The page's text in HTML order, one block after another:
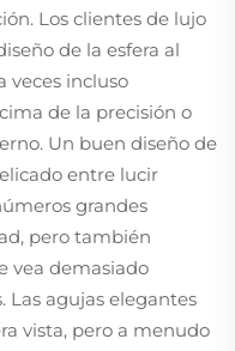
Los clientes de lujo
de la esfera al
veces incluso
de la precisión o
Un buen diseño de
entre lucir
grandes
pero también
vea demasiado
Las agujas elegantes
vista, pero a menudo